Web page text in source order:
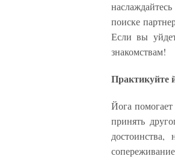
поиске
Если вы
знакомствам!
Практикуйте
Йога помогает
принять